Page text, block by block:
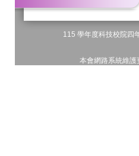
115 學年度科技校院
本會網路系統維